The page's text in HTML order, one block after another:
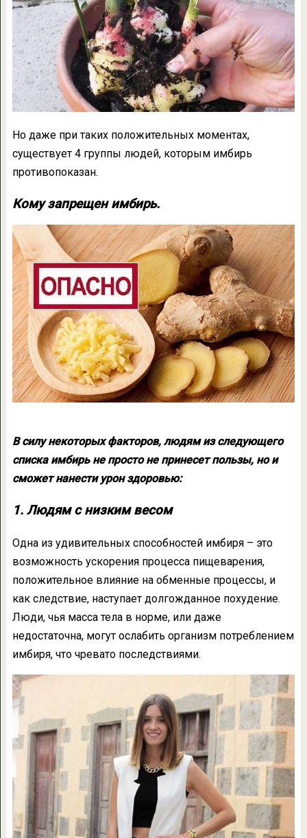
Но даже при таких положительных моментах,
существует 4 группы людей, которым имбирь
противопоказан.
Кому запрещен имбирь.
В силу некоторых факторов, людям из следующего
списка имбирь не просто не принесет пользы, но и
сможет нанести урон здоровью:
1. Людям с низким весом
Одна из удивительных способностей имбиря – это
возможность ускорения процесса пищеварения,
положительное влияние на обменные процессы, и
как следствие, наступает долгожданное похудение.
Люди, чья масса тела в норме, или даже
недостаточна, могут ослабить организм потреблением
имбиря, что чревато последствиями.